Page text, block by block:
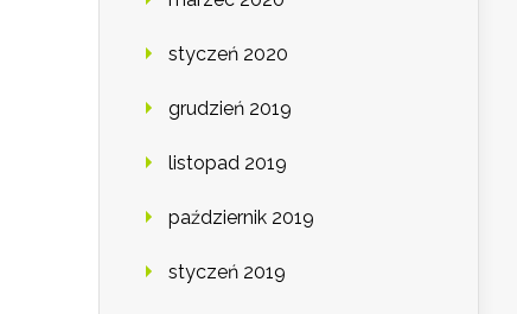
styczeń 2020
grudzień 2019
listopad 2019
październik 2019
styczeń 2019